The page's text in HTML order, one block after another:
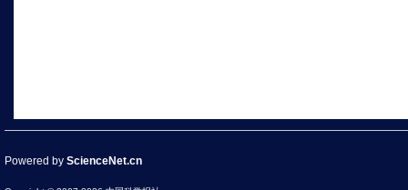
Powered by ScienceNet.cn